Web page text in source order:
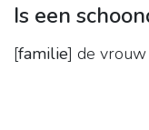
Is een
[familie] de vrouw